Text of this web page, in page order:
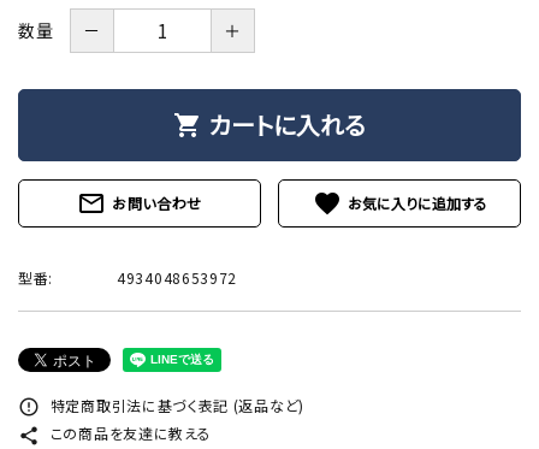
数量 － ＋
shopping_cart カートに入れる
mail_outline お問い合わせ favorite
型番: 4934048653972
error_outline 特定商取引法に基づく表記 (返品など)
share この商品を友達に教える